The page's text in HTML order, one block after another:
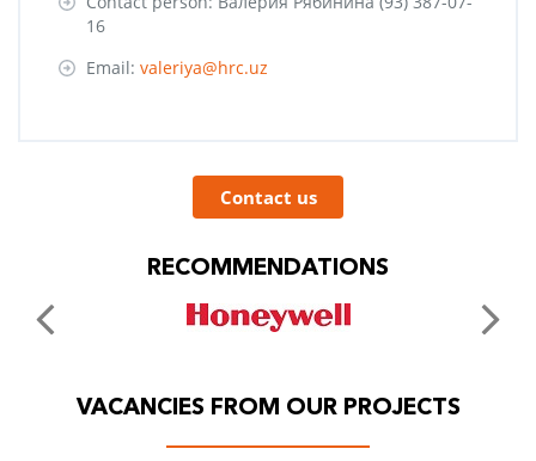
16
Email: valeriya@hrc.uz
Contact us
RECOMMENDATIONS
VACANCIES FROM OUR PROJECTS